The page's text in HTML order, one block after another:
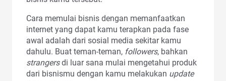
Cara memulai bisnis dengan memanfaatkan
internet yang dapat kamu terapkan pada fase
awal adalah dari sosial media sekitar kamu
dahulu. Buat teman-teman, followers, bahkan
strangersdi luar sana mulai mengetahui produk
dari bisnismu dengan kamu melakukan update